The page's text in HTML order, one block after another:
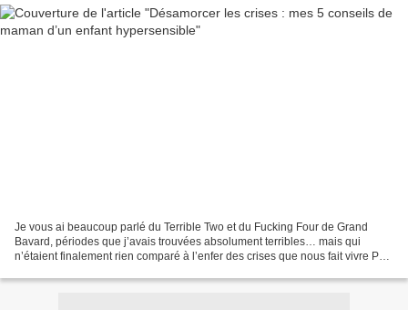
Je vous ai beaucoup parlé du Terrible Two et du Fucking Four de Grand
Bavard, périodes que j’avais trouvées absolument terribles… mais qui
n’étaient finalement rien comparé à l’enfer des crises que nous fait vivre Petit